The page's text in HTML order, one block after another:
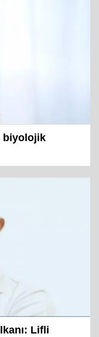
biyolojik
Lifli